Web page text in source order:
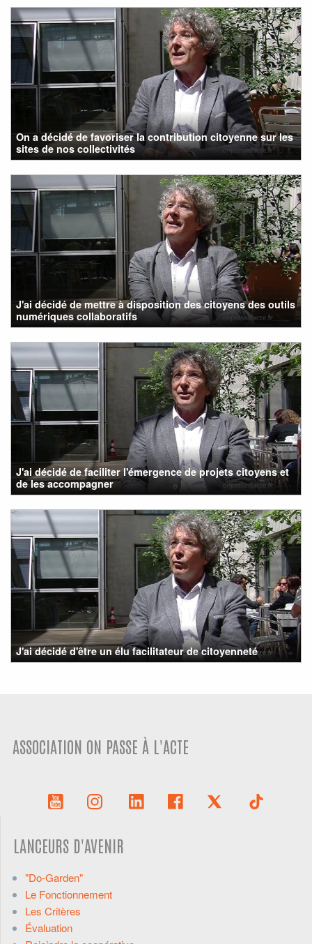
On a décidé de favoriser la contribution citoyenne sur les
sites de nos collectivités
J'ai décidé de mettre à disposition des citoyens des outils
numériques collaboratifs
J'ai décidé de faciliter l'émergence de projets citoyens et
de les accompagner
J'ai décidé d'être un élu facilitateur de citoyenneté
ASSOCIATION ON PASSE À L'ACTE
LANCEURS D'AVENIR
"Do-Garden"
Le Fonctionnement
Les Critères
Évaluation